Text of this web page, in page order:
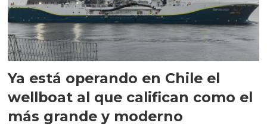
Ya está operando en Chile el
wellboat al que califican como el
más grande y moderno